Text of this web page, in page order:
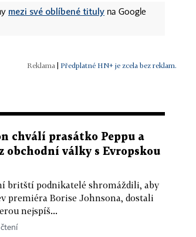
mezi své oblíbené tituly na Google
| Předplatné HN+ je zcela bez reklam.
chválí prasátko Peppu a
obchodní války s Evropskou
britští podnikatelé shromáždili, aby
premiéra Borise Johnsona, dostali
nejspíš...
čtení